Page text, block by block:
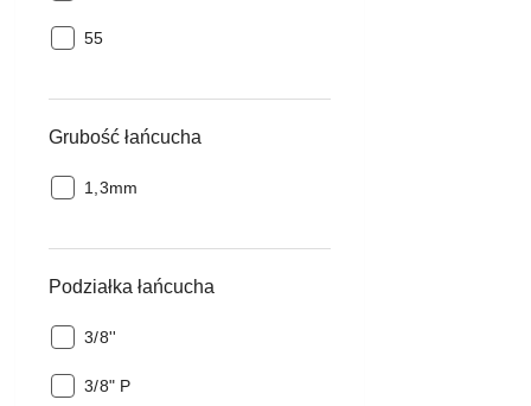
prowadzących:
Ilośc
55
Grubość łańcucha
Grubość
1,3mm
Podziałka łańcucha
Podziałka
3/8''
Podziałka
3/8" P